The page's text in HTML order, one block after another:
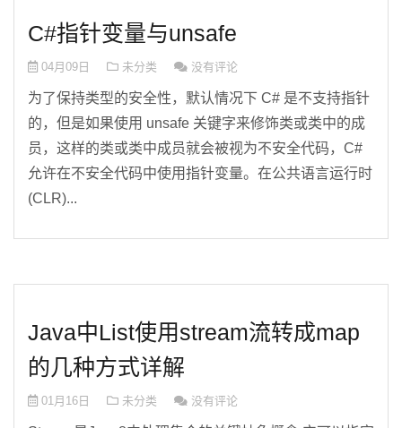
C#指针变量与unsafe
04月09日 未分类 没有评论
为了保持类型的安全性，默认情况下 C# 是不支持指针
的，但是如果使用 unsafe 关键字来修饰类或类中的成
员，这样的类或类中成员就会被视为不安全代码，C#
允许在不安全代码中使用指针变量。在公共语言运行时
(CLR)...
Java中List使用stream流转成map
的几种方式详解
01月16日 未分类 没有评论